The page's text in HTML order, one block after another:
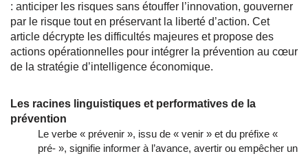
: anticiper les risques sans étouffer l’innovation, gouverner
par le risque tout en préservant la liberté d’action. Cet
article décrypte les difficultés majeures et propose des
actions opérationnelles pour intégrer la prévention au cœur
de la stratégie d’intelligence économique.
Les racines linguistiques et performatives de la
prévention
Le verbe « prévenir », issu de « venir » et du préfixe «
pré- », signifie informer à l’avance, avertir ou empêcher un